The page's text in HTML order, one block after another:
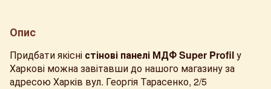
Опис
Придбати якісні стінові панелі МДФ Super Profilу
Харкові можна завітавши до нашого магазину за
адресою Харків вул. Георгія Тарасенко, 2/5